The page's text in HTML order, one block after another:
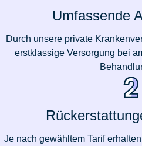
Umfassende
Durch unsere private
erstklassige Versorgung bei
Je nach gewähltem Tarif